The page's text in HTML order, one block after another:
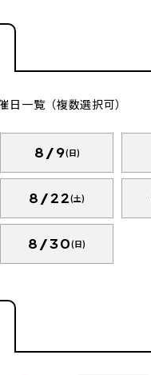
日一覧（複数選択可）
8/9(日)
8/22(土)
8/30(日)